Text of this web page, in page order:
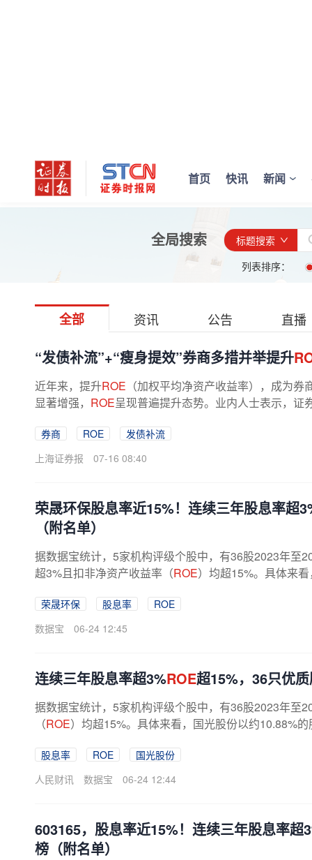
首页 快讯 新闻
全局搜索
标题搜索
列表排序：
全部 资讯 公告 直播
“发债补流”+“瘦身提效”券商多措并举提升
近年来，提升ROE （加权平均净资产收益率），成为
显著增强， ROE呈现普遍提升态势。业内人士表示，证
券商 ROE
发债补流
上海证券报
07-16 08:40
荣晟环保股息率近15%！连续三年股息率超
（附名单）
据数据宝统计，5家机构评级个股中，有36股2023年至
超3%且扣非净资产收益率（ROE）均超15%。具体来
荣晟环保 股息率
ROE
数据宝
06-24 12:45
连续三年股息率超3%ROE超15%，36只优
据数据宝统计，5家机构评级个股中，有36股2023年至
（ROE）均超15%。具体来看，国光股份以约10.88%
股息率 ROE
国光股份
人民财讯
数据宝 06-24 12:44
603165，股息率近15%！连续三年股息率超
榜（附名单）